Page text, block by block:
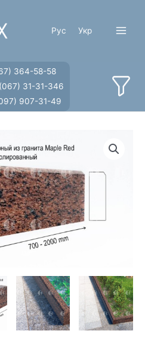
Рус Укр
364-58-58
(067) 31-31-346
907-31-49